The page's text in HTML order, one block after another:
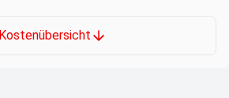
Kostenübersicht